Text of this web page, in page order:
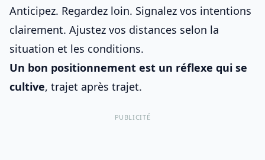
Anticipez. Regardez loin. Signalez vos intentions
clairement. Ajustez vos distances selon la
situation et les conditions.
Un bon positionnement est un réflexe qui se
cultive, trajet après trajet.
PUBLICITÉ